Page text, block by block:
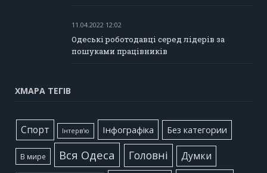
11.04.2022 12:02
Одеські роботодавці серед лідерів за
пошуками працівників
ХМАРА ТЕГІВ
Cпорт Інтерв'ю Інфографіка Без категории
В мире Вся Одеса Головні Думки